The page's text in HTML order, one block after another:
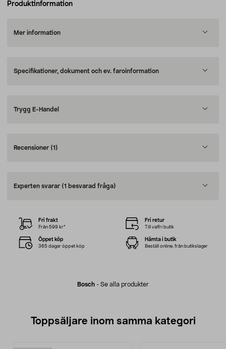
Produktinformation
Mer information
Specifikationer, dokument och ev. faroinformation
Trygg E-Handel
Recensioner (1)
Experten svarar (1 besvarad fråga)
Bosch - Se alla produkter
Fri frakt
Från 599 kr*
Fri retur
Till valfri butik
Öppet köp
365 dagar öppet köp
Hämta i butik
Beställ online, från butikslager
Toppsäljare inom samma kategori